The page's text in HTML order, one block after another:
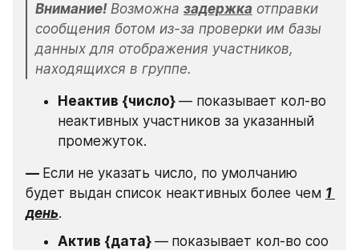
Внимание! Возможна задержка отправки
сообщения ботом из-за проверки им базы
данных для отображения участников,
находящихся в группе.
Неактив {число} — показывает кол-во
неактивных участников за указанный
промежуток.
— Если не указать число, по умолчанию
будет выдан список неактивных более чем 1
день.
Актив {дата} — показывает кол-во соо